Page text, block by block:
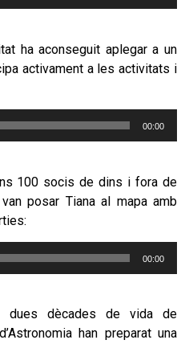
ha aconseguit aplegar a un
activament a les activitats i
00:00
100 socis de dins i fora de
posar Tiana al mapa amb
00:00
dues dècades de vida de
han preparat una